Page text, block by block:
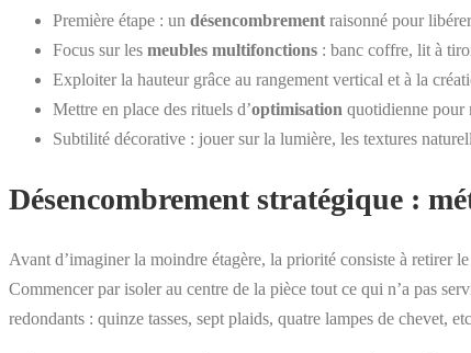
Première étape : un désencombrement raisonné pour
Focus sur les meubles multifonctions : banc coffre, lit à
Exploiter la hauteur grâce au rangement vertical et à la
Mettre en place des rituels d’optimisation quotidienne pour
Subtilité décorative : jouer sur la lumière, les textures
Désencombrement stratégique :
Avant d’imaginer la moindre étagère, la priorité consiste à retirer
Commencer par isoler au centre de la pièce tout ce qui n’a pas
redondants : quinze tasses, sept plaids, quatre lampes de chevet,